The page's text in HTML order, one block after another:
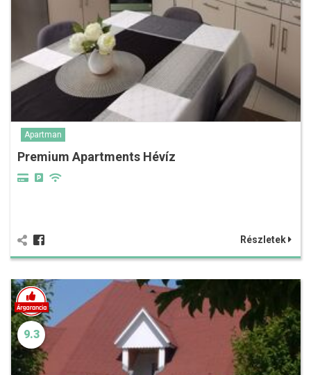
Apartman
Premium Apartments Hévíz
Részletek
9.3